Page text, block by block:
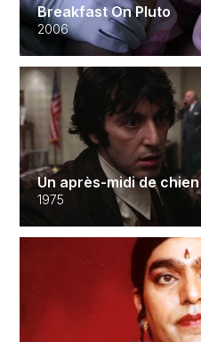
Breakfast On Pluto
2006
Un après-midi de chien
1975